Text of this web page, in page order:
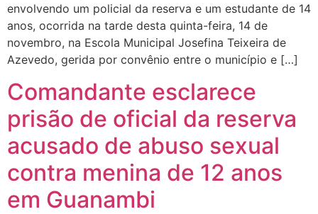
envolvendo um policial da reserva e um estudante de 14
anos, ocorrida na tarde desta quinta-feira, 14 de
novembro, na Escola Municipal Josefina Teixeira de
Azevedo, gerida por convênio entre o município e […]
Comandante esclarece
prisão de oficial da reserva
acusado de abuso sexual
contra menina de 12 anos
em Guanambi